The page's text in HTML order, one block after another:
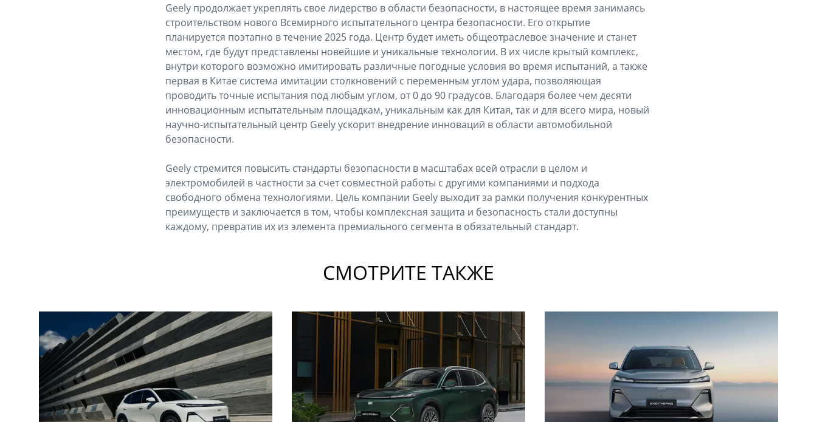
Geely продолжает укреплять свое лидерство в области безопасности, в настоящее время занимаясь
строительством нового Всемирного испытательного центра безопасности. Его открытие
планируется поэтапно в течение 2025 года. Центр будет иметь общеотраслевое значение и станет
местом, где будут представлены новейшие и уникальные технологии. В их числе крытый комплекс,
внутри которого возможно имитировать различные погодные условия во время испытаний, а также
первая в Китае система имитации столкновений с переменным углом удара, позволяющая
проводить точные испытания под любым углом, от 0 до 90 градусов. Благодаря более чем десяти
инновационным испытательным площадкам, уникальным как для Китая, так и для всего мира, новый
научно-испытательный центр Geely ускорит внедрение инноваций в области автомобильной
безопасности.
Geely стремится повысить стандарты безопасности в масштабах всей отрасли в целом и
электромобилей в частности за счет совместной работы с другими компаниями и подхода
свободного обмена технологиями. Цель компании Geely выходит за рамки получения конкурентных
преимуществ и заключается в том, чтобы комплексная защита и безопасность стали доступны
каждому, превратив их из элемента премиального сегмента в обязательный стандарт.
СМОТРИТЕ ТАКЖЕ